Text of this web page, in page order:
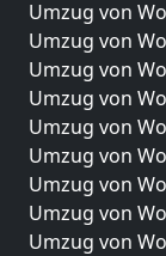
Umzug von
Umzug von
Umzug von
Umzug von
Umzug von
Umzug von
Umzug von
Umzug von
Umzug von